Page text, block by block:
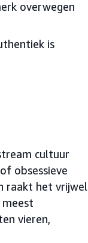
overwegen
is
cultuur
obsessieve
raakt het vrijwel
vieren,